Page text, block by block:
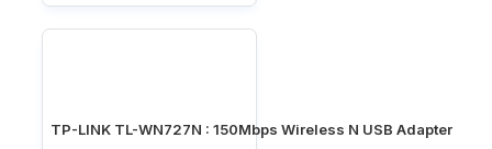
TP-LINK TL-WN727N : 150Mbps Wireless N USB Adapter